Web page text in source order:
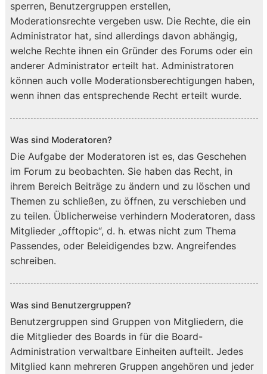
sperren, Benutzergruppen erstellen,
Moderationsrechte vergeben usw. Die Rechte, die ein
Administrator hat, sind allerdings davon abhängig,
welche Rechte ihnen ein Gründer des Forums oder ein
anderer Administrator erteilt hat. Administratoren
können auch volle Moderationsberechtigungen haben,
wenn ihnen das entsprechende Recht erteilt wurde.
Was sind Moderatoren?
Die Aufgabe der Moderatoren ist es, das Geschehen
im Forum zu beobachten. Sie haben das Recht, in
ihrem Bereich Beiträge zu ändern und zu löschen und
Themen zu schließen, zu öffnen, zu verschieben und
zu teilen. Üblicherweise verhindern Moderatoren, dass
Mitglieder „offtopic“, d. h. etwas nicht zum Thema
Passendes, oder Beleidigendes bzw. Angreifendes
schreiben.
Was sind Benutzergruppen?
Benutzergruppen sind Gruppen von Mitgliedern, die
die Mitglieder des Boards in für die Board-
Administration verwaltbare Einheiten aufteilt. Jedes
Mitglied kann mehreren Gruppen angehören und jeder